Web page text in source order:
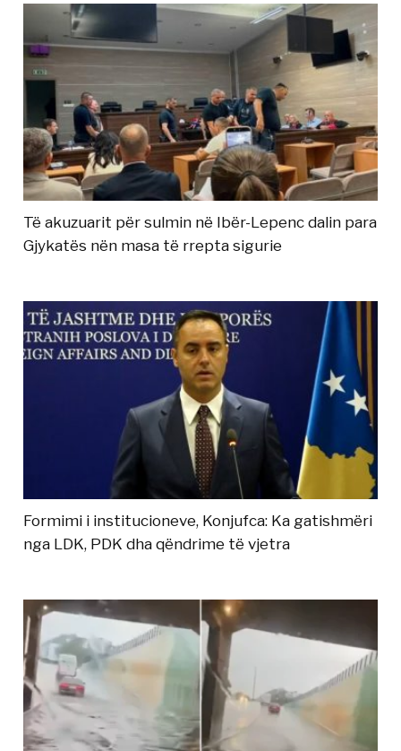
Të akuzuarit për sulmin në Ibër-Lepenc dalin para
Gjykatës nën masa të rrepta sigurie
Formimi i institucioneve, Konjufca: Ka gatishmëri
nga LDK, PDK dha qëndrime të vjetra